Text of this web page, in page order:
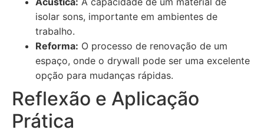
isolar sons, importante em ambientes de
trabalho.
Reforma: O processo de renovação de um
espaço, onde o drywall pode ser uma excelente
opção para mudanças rápidas.
Reflexão e Aplicação
Prática